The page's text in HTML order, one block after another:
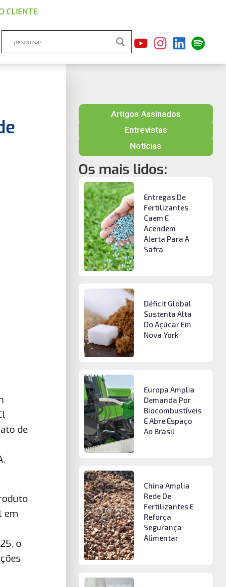
CLIENTE
de
em
o
Artigos Assinados
Entrevistas
Notícias
Os mais lidos:
Entregas De
Fertilizantes
Caem E
Acendem
Alerta Para A
Safra
Déficit Global
Sustenta Alta
Do Açúcar Em
Nova York
Europa Amplia
Demanda Por
Biocombustíveis
E Abre Espaço
Ao Brasil
China Amplia
Rede De
Fertilizantes E
Reforça
Segurança
Alimentar